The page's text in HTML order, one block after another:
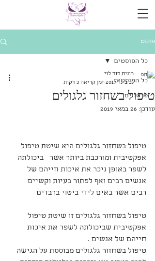
פוסט
כל הפוסטים
סרטונים
כל הפוסטים
טיפול בשחזור גלגולים
רונית דוד לוי
15 בינו׳ 2017
זמן קריאה 3 דקות
עודכן: 26 במאי 2019
טיפול בשחזור גלגולים היא שיטת טיפול
אפקטיבית ומורכבת ביותר אשר   ביכולתה
לשפר באופן ניכר את איכות חייהם של
אנשים רבים ואף לפתור בעיות וקשיים
רבים אשר באים לידי ביטוי ברבדים
טיפול בשחזור גלגולים זו שיטת טיפול
אפקטיבית שביכולתה לשפר את איכות
חייהם של אנשים .
טיפול בשחזור גלגולים מבוססת על הגישה